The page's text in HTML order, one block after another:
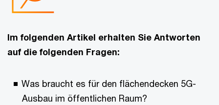
Im folgenden Artikel erhalten Sie Antworten
auf die folgenden Fragen:
Was braucht es für den flächendecken 5G-
Ausbau im öffentlichen Raum?